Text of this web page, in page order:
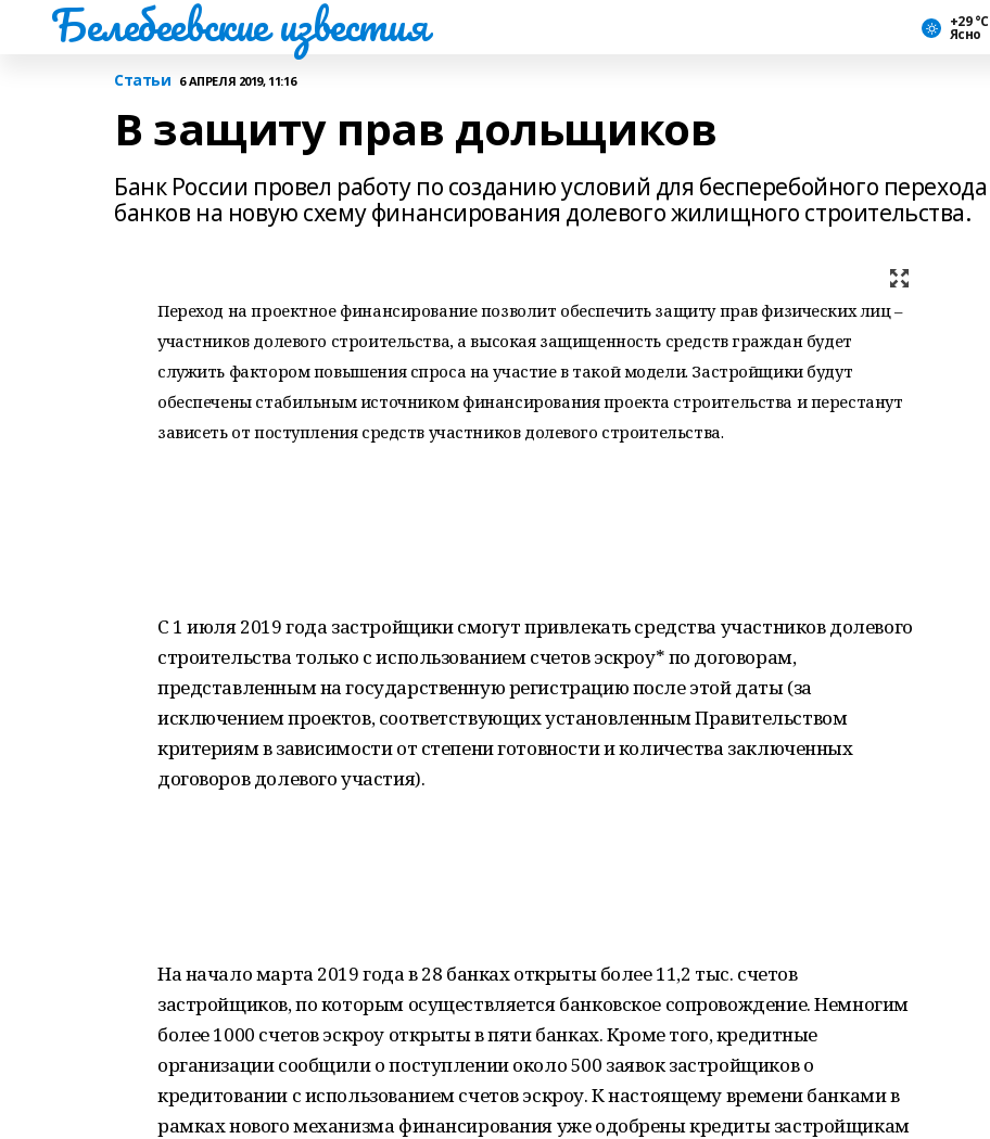
Белебеевские известия +29 °С
Ясно
Статьи 6 АПРЕЛЯ 2019, 11:16
В защиту прав дольщиков
Банк России провел работу по созданию условий для бесперебойного перехода
банков на новую схему финансирования долевого жилищного строительства.
Переход на проектное финансирование позволит обеспечить защиту прав физических лиц –
участников долевого строительства, а высокая защищенность средств граждан будет
служить фактором повышения спроса на участие в такой модели. Застройщики будут
обеспечены стабильным источником финансирования проекта строительства и перестанут
зависеть от поступления средств участников долевого строительства.
С 1 июля 2019 года застройщики смогут привлекать средства участников долевого
строительства только с использованием счетов эскроу* по договорам,
представленным на государственную регистрацию после этой даты (за
исключением проектов, соответствующих установленным Правительством
критериям в зависимости от степени готовности и количества заключенных
договоров долевого участия).
На начало марта 2019 года в 28 банках открыты более 11,2 тыс. счетов
застройщиков, по которым осуществляется банковское сопровождение. Немногим
более 1000 счетов эскроу открыты в пяти банках. Кроме того, кредитные
организации сообщили о поступлении около 500 заявок застройщиков о
кредитовании с использованием счетов эскроу. К настоящему времени банками в
рамках нового механизма финансирования уже одобрены кредиты застройщикам